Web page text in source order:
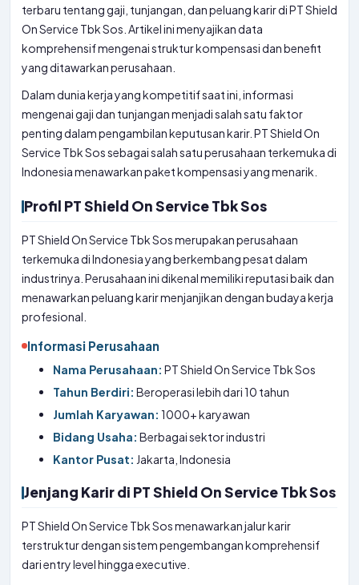
terbaru tentang gaji, tunjangan, dan peluang karir di PT Shield
On Service Tbk Sos. Artikel ini menyajikan data
komprehensif mengenai struktur kompensasi dan benefit
yang ditawarkan perusahaan.
Dalam dunia kerja yang kompetitif saat ini, informasi
mengenai gaji dan tunjangan menjadi salah satu faktor
penting dalam pengambilan keputusan karir. PT Shield On
Service Tbk Sos sebagai salah satu perusahaan terkemuka di
Indonesia menawarkan paket kompensasi yang menarik.
Profil PT Shield On Service Tbk Sos
PT Shield On Service Tbk Sos merupakan perusahaan
terkemuka di Indonesia yang berkembang pesat dalam
industrinya. Perusahaan ini dikenal memiliki reputasi baik dan
menawarkan peluang karir menjanjikan dengan budaya kerja
profesional.
Informasi Perusahaan
Nama Perusahaan: PT Shield On Service Tbk Sos
Tahun Berdiri: Beroperasi lebih dari 10 tahun
Jumlah Karyawan: 1000+ karyawan
Bidang Usaha: Berbagai sektor industri
Kantor Pusat: Jakarta, Indonesia
Jenjang Karir di PT Shield On Service Tbk Sos
PT Shield On Service Tbk Sos menawarkan jalur karir
terstruktur dengan sistem pengembangan komprehensif
dari entry level hingga executive.